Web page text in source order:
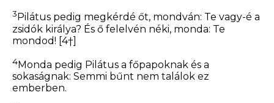
3 Pilátus pedig megkérdé őt, mondván: Te vagy-é a
zsidók királya? És ő felelvén néki, monda: Te
mondod! [4†]
4Monda pedig Pilátus a főpapoknak és a
sokaságnak: Semmi bűnt nem találok ez
emberben.